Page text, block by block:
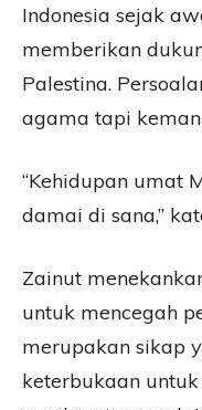
Indonesia sejak
memberikan
Palestina.
agama tapi
“Kehidupan umat
damai di sana,”
Zainut
untuk mencegah
merupakan sikap
keterbukaan